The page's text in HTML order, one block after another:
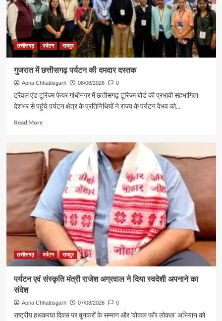
छत्तीसगढ़ पर्यटन रायपुर
गुजरात में छत्तीसगढ़ पर्यटन की दमदार दस्तक
Apna Chhattisgarh 08/08/2026 0
ट्रैवल एंड टूरिज्म फेयर गांधीनगर में छत्तीसगढ़ टूरिज्म बोर्ड की प्रभावी सहभागिता
देशभर से पहुंचे पर्यटन क्षेत्र के प्रतिनिधियों ने राज्य के पर्यटन वैभव को...
Read MoreRead
गुजरात
में
छत्तीसगढ़
पर्यटन
की
दमदार
दस्तक
छत्तीसगढ़ पर्यटन रायपुर
पर्यटन एवं संस्कृति मंत्री राजेश अग्रवाल ने दिया स्वदेशी अपनाने का
संदेश
Apna Chhattisgarh 07/08/2026 0
राष्ट्रीय हथकरघा दिवस पर बुनकरों के सम्मान और 'वोकल फॉर लोकल' अभियान को